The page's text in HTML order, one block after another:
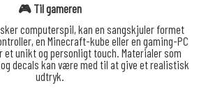
🎮 Til gameren
computerspil, kan en sangskjuler formet
en Minecraft-kube eller en gaming-PC
unikt og personligt touch. Materialer som
decals kan være med til at give et realistisk
udtryk.